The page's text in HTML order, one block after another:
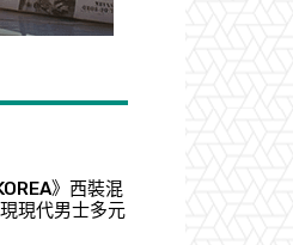
》西裝混
現代男士多元